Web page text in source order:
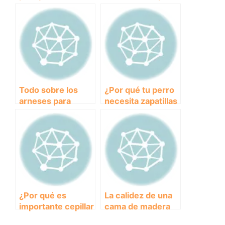
¿cómo elegir la
mejor?
combatir el calor:
Cómo mantener a
tu perro fresco
durante el verano
Todo sobre los
arneses para
perros en el coche
homologados:
¿Por qué son
importantes para
la seguridad de tu
mascota?
¿Por qué tu perro
necesita zapatillas
y cómo elegir las
adecuadas?
¿Por qué es
importante cepillar
La calidez de una
cama de madera